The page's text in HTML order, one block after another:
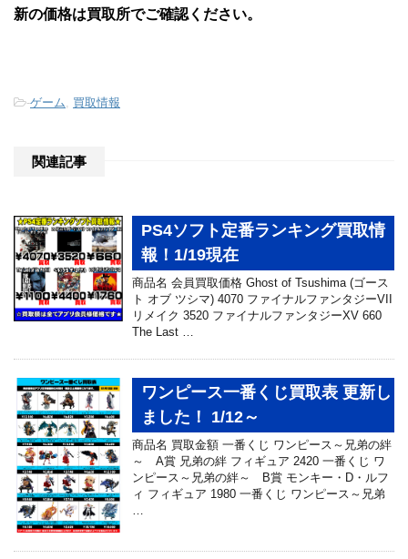
新の価格は買取所でご確認ください。
-ゲーム 買取情報
関連記事
PS4ソフト定番ランキング買取情
報！1/19現在
商品名 会員買取価格 Ghost of Tsushima (ゴース
ト オブ ツシマ) 4070 ファイナルファンタジーVII
リメイク 3520 ファイナルファンタジーXV 660
The Last …
ワンピース一番くじ買取表 更新し
ました！ 1/12～
商品名 買取金額 一番くじ ワンピース～兄弟の絆
～ A賞 兄弟の絆 フィギュア 2420 一番くじ ワ
ンピース～兄弟の絆～ B賞 モンキー・D・ルフ
ィ フィギュア 1980 一番くじ ワンピース～兄弟